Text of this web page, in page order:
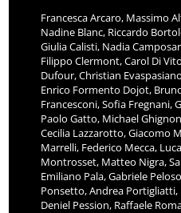
Francesca Arcaro, Massimo
Nadine Blanc, Riccardo
Giulia Calisti, Nadia
Filippo Clermont, Carol Di
Dufour, Christian
Enrico Formento Dojot,
Francesconi, Sofia Fregnani,
Paolo Gatto, Michael
Cecilia Lazzarotto, Giacomo
Marrelli, Federico Mecca,
Montrosset, Matteo Nigra,
Emiliano Pala, Gabriele
Ponsetto, Andrea
Deniel Pession, Raffaele